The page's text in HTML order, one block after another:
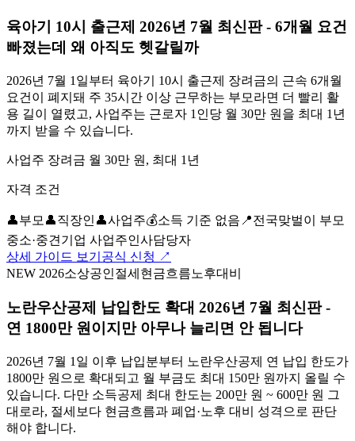
육아기 10시 출근제 2026년 7월 최신판 - 6개월 요건
빠졌는데 왜 아직도 헷갈릴까
2026년 7월 1일부터 육아기 10시 출근제 장려금의 근속 6개월
요건이 폐지돼 주 35시간 이상 근무하는 부모라면 더 빨리 활
용 길이 열렸고, 사업주는 근로자 1인당 월 30만 원을 최대 1년
까지 받을 수 있습니다.
사업주 장려금 월 30만 원, 최대 1년
자격 조건
👤부모 👤직장인 👤사업주💰소득 기준 없음 📍전국맞벌이 부모
중소·중견기업 사업주인사담당자
상세 가이드 보기 공식 신청 ↗
NEW 2026소상공인절세 현금흐름노후대비
노란우산공제 납입한도 확대 2026년 7월 최신판 -
연 1800만 원이지만 아무나 늘리면 안 됩니다
2026년 7월 1일 이후 납입분부터 노란우산공제 연 납입 한도가
1800만 원으로 확대되고 월 부금도 최대 150만 원까지 올릴 수
있습니다. 다만 소득공제 최대 한도는 200만 원 ~ 600만 원 그
대로라, 절세보다 현금흐름과 폐업·노후 대비 성격으로 판단
해야 합니다.